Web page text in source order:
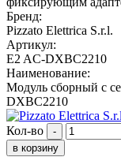
Бренд:
Pizzato Elettrica S.r.l.
Артикул:
E2 AC-DXBC2210
Наименование:
Модуль сборный с
DXBC2210
Кол-во -
в корзину